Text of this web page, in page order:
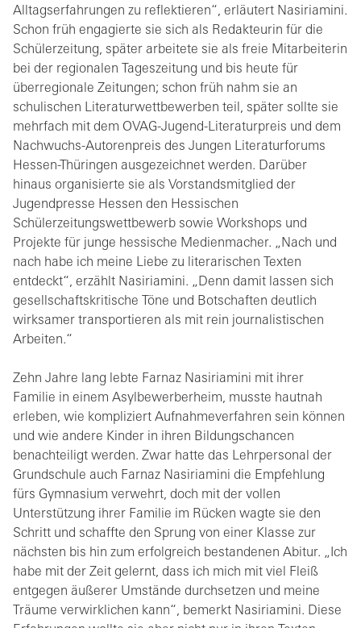
Alltagserfahrungen zu reflektieren“, erläutert Nasiriamini.
Schon früh engagierte sie sich als Redakteurin für die
Schülerzeitung, später arbeitete sie als freie Mitarbeiterin
bei der regionalen Tageszeitung und bis heute für
überregionale Zeitungen; schon früh nahm sie an
schulischen Literaturwettbewerben teil, später sollte sie
mehrfach mit dem OVAG-Jugend-Literaturpreis und dem
Nachwuchs-Autorenpreis des Jungen Literaturforums
Hessen-Thüringen ausgezeichnet werden. Darüber
hinaus organisierte sie als Vorstandsmitglied der
Jugendpresse Hessen den Hessischen
Schülerzeitungswettbewerb sowie Workshops und
Projekte für junge hessische Medienmacher. „Nach und
nach habe ich meine Liebe zu literarischen Texten
entdeckt“, erzählt Nasiriamini. „Denn damit lassen sich
gesellschaftskritische Töne und Botschaften deutlich
wirksamer transportieren als mit rein journalistischen
Arbeiten.“
Zehn Jahre lang lebte Farnaz Nasiriamini mit ihrer
Familie in einem Asylbewerberheim, musste hautnah
erleben, wie kompliziert Aufnahmeverfahren sein können
und wie andere Kinder in ihren Bildungschancen
benachteiligt werden. Zwar hatte das Lehrpersonal der
Grundschule auch Farnaz Nasiriamini die Empfehlung
fürs Gymnasium verwehrt, doch mit der vollen
Unterstützung ihrer Familie im Rücken wagte sie den
Schritt und schaffte den Sprung von einer Klasse zur
nächsten bis hin zum erfolgreich bestandenen Abitur. „Ich
habe mit der Zeit gelernt, dass ich mich mit viel Fleiß
entgegen äußerer Umstände durchsetzen und meine
Träume verwirklichen kann“, bemerkt Nasiriamini. Diese